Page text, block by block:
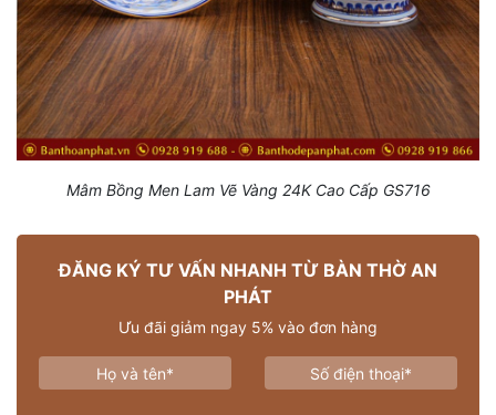
Mâm Bồng Men Lam Vẽ Vàng 24K Cao Cấp GS716
ĐĂNG KÝ TƯ VẤN NHANH TỪ BÀN THỜ AN
PHÁT
Ưu đãi giảm ngay 5% vào đơn hàng